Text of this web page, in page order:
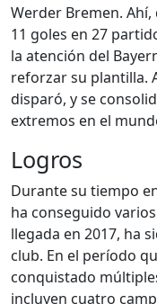
Werder Bremen.
11 goles en 27
la atención del
reforzar su plantilla.
disparó, y se
extremos en el
Logros
Durante su tiempo
ha conseguido
llegada en 2017, ha
club. En el período
conquistado
incluyen cuatro